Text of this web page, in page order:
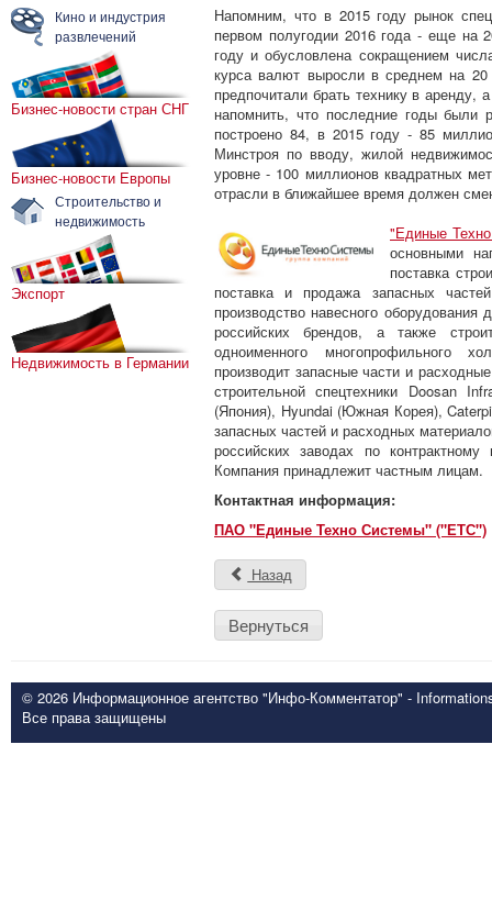
Кино и индустрия
развлечений
Бизнес-новости стран СНГ
Бизнес-новости Европы
Строительство и
недвижимость
Экспорт
Недвижимость в Германии
Напомним, что в 2015 году рынок
первом полугодии 2016 года - еще на
году и обусловлена сокращением
курса валют выросли в среднем на 20
предпочитали брать технику в аренду,
напомнить, что последние годы
построено 84, в 2015 году - 85
Минстроя по вводу, жилой
уровне - 100 миллионов квадратных
отрасли в ближайшее время должен
"Единые
основными
поставка
поставка и продажа запасных
производство навесного
российских брендов, а также
одноименного многопрофильного
производит запасные части и
строительной спецтехники Doosan
(Япония), Hyundai (Южная Корея),
запасных частей и расходных
российских заводах по
Компания принадлежит частным лицам.
Контактная информация:
ПАО "Единые Техно Системы" ("ЕТС")
Назад
Вернуться
© 2026 Информационное агентство "Инфо-Комментатор" -
Все права защищены